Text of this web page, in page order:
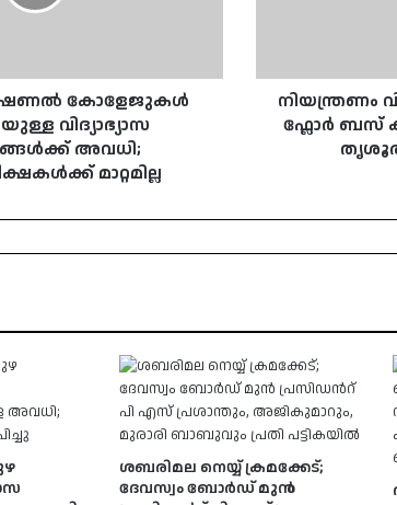
കോളേജുകൾ
വിദ്യാഭ്യാസ
അവധി;
മാറ്റമില്ല
തൃശൂരിൽ
വൻ
അപകടം
നിയന്ത്രണം
ഫ്ലോർ ബസ്
ശബരിമല നെയ്യ് ക്രമക്കേട്;
ദേവസ്വം ബോർഡ് മുൻ